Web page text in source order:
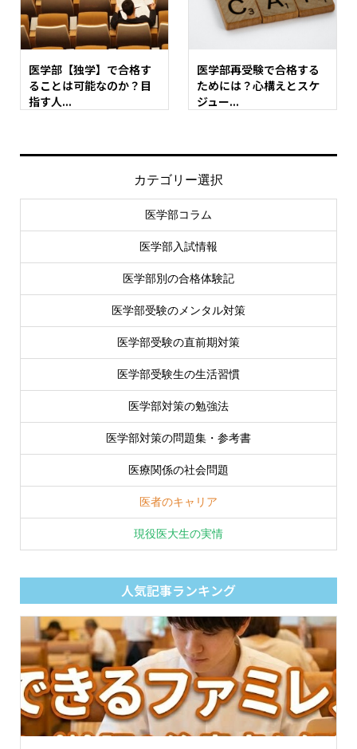
医学部【独学】で合格す
ることは可能なのか？目
指す人...
医学部再受験で合格する
ためには？心構えとスケ
ジュー...
カテゴリー選択
医学部コラム
医学部入試情報
医学部別の合格体験記
医学部受験のメンタル対策
医学部受験の直前期対策
医学部受験生の生活習慣
医学部対策の勉強法
医学部対策の問題集・参考書
医療関係の社会問題
医者のキャリア
現役医大生の実情
人気記事ランキング